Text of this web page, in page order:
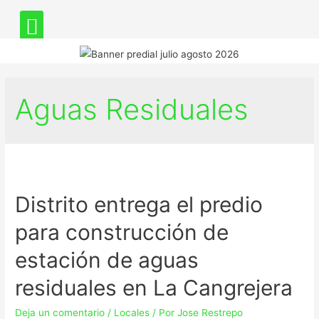
Aguas Residuales
Distrito entrega el predio
para construcción de
estación de aguas
residuales en La Cangrejera
Deja un comentario / Locales / PorJose Restrepo